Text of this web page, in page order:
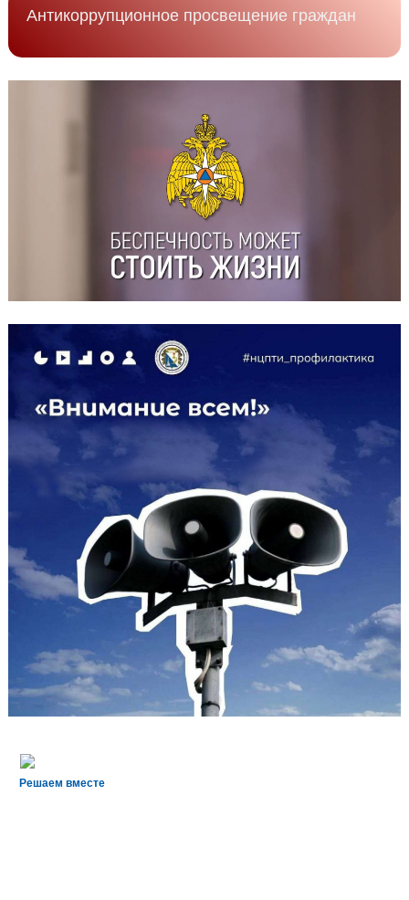
Антикоррупционное просвещение граждан
Решаем вместе